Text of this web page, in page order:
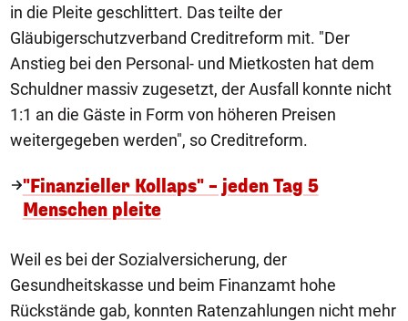
in die Pleite geschlittert. Das teilte der
Gläubigerschutzverband Creditreform mit. "Der
Anstieg bei den Personal- und Mietkosten hat dem
Schuldner massiv zugesetzt, der Ausfall konnte nicht
1:1 an die Gäste in Form von höheren Preisen
weitergegeben werden", so Creditreform.
"Finanzieller Kollaps" – jeden Tag 5
Menschen pleite
Weil es bei der Sozialversicherung, der
Gesundheitskasse und beim Finanzamt hohe
Rückstände gab, konnten Ratenzahlungen nicht mehr